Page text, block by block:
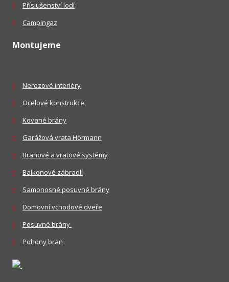
Příslušenství lodí
Campingaz
Montujeme
Nerezové interiéry
Ocelové konstrukce
Kované brány
Garážová vrata Hörmann
Branové a vratové systémy
Balkonové zábradlí
Samonosné posuvné brány
Domovní vchodové dveře
Posuvné brány
Pohony bran